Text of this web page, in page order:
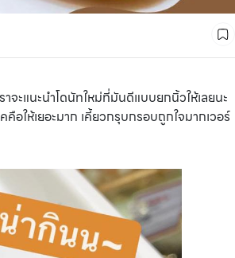
จะแนะนำโดนัทใหม่ที่มันดีแบบยกนิ้วให้เลยนะ
อให้เยอะมาก เคี้ยวกรุบกรอบถูกใจมากเวอร์
SHOP SHOP รวมแบรนด์ตัวท็อป ลดสูงสุด50%